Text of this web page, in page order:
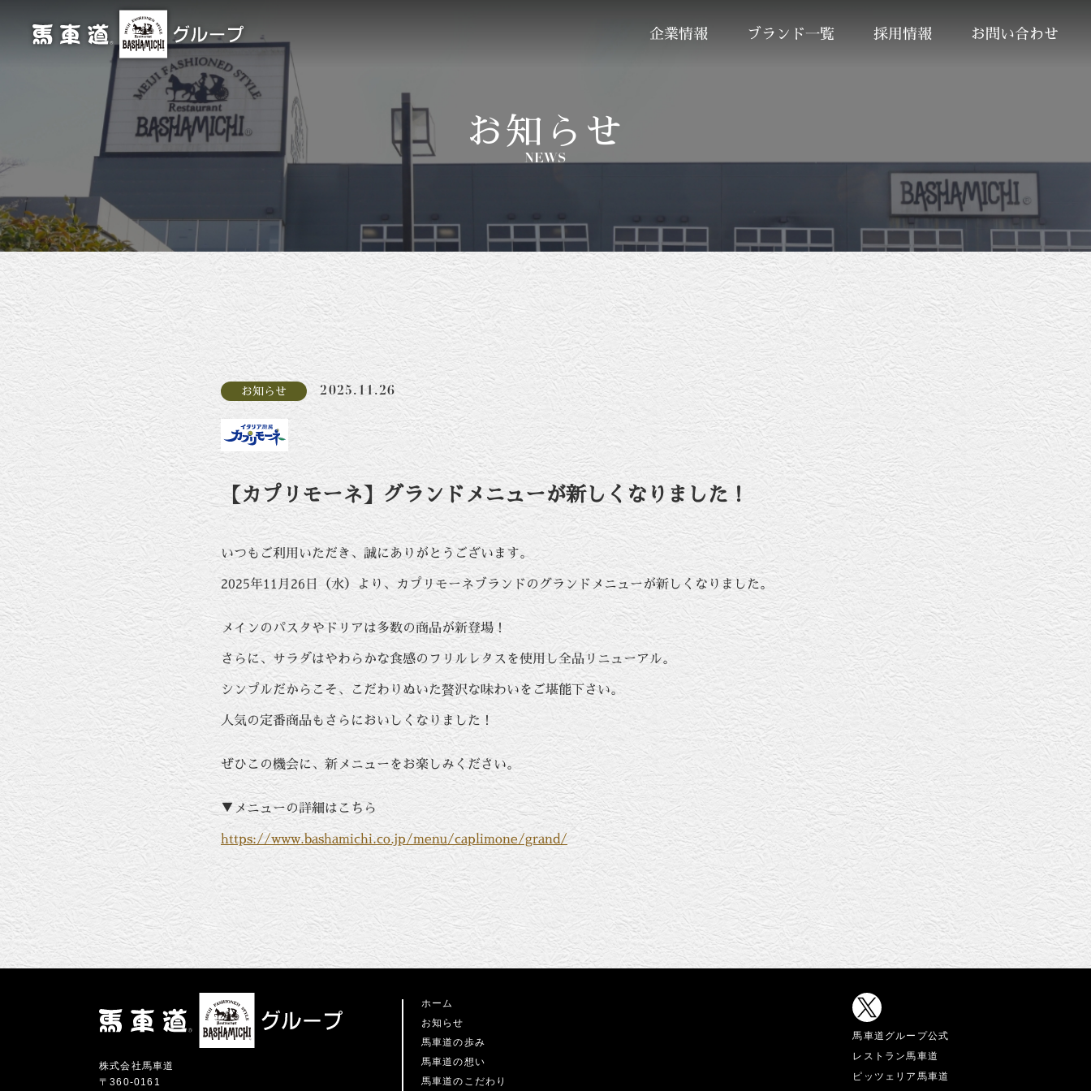
企業情報 ブランド一覧 採用情報 お問い合わせ
お知らせ
NEWS
お知らせ 2025.11.26
【カプリモーネ】グランドメニューが新しくなりました！
いつもご利用いただき、誠にありがとうございます。
2025年11月26日（水）より、カプリモーネブランドのグランドメニューが新しくなりました。
メインのパスタやドリアは多数の商品が新登場！
さらに、サラダはやわらかな食感のフリルレタスを使用し全品リニューアル。
シンプルだからこそ、こだわりぬいた贅沢な味わいをご堪能下さい。
人気の定番商品もさらにおいしくなりました！
ぜひこの機会に、新メニューをお楽しみください。
▼メニューの詳細はこちら
https://www.bashamichi.co.jp/menu/caplimone/grand/
株式会社馬車道
〒360-0161
ホーム
お知らせ
馬車道の歩み
馬車道の想い
馬車道のこだわり
馬車道グループ公式
レストラン馬車道
ピッツェリア馬車道